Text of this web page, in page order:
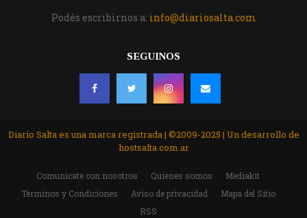
Podés escribirnos a: info@diariosalta.com
SEGUINOS
Diario Salta es una marca registrada | ©2009-2025 | Un desarrollo de
hostsalta.com.ar
Comunicate con nosotros Quienes somos
Mediakit
Términos y Condiciones
Aviso de privacidad
Mapa del Sitio
RSS